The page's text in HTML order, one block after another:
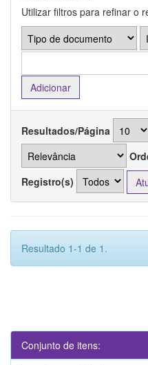
Utilizar filtros para refinar o
Resultados/Página
Registro(s)
Resultado 1-1 de 1.
Conjunto de itens: